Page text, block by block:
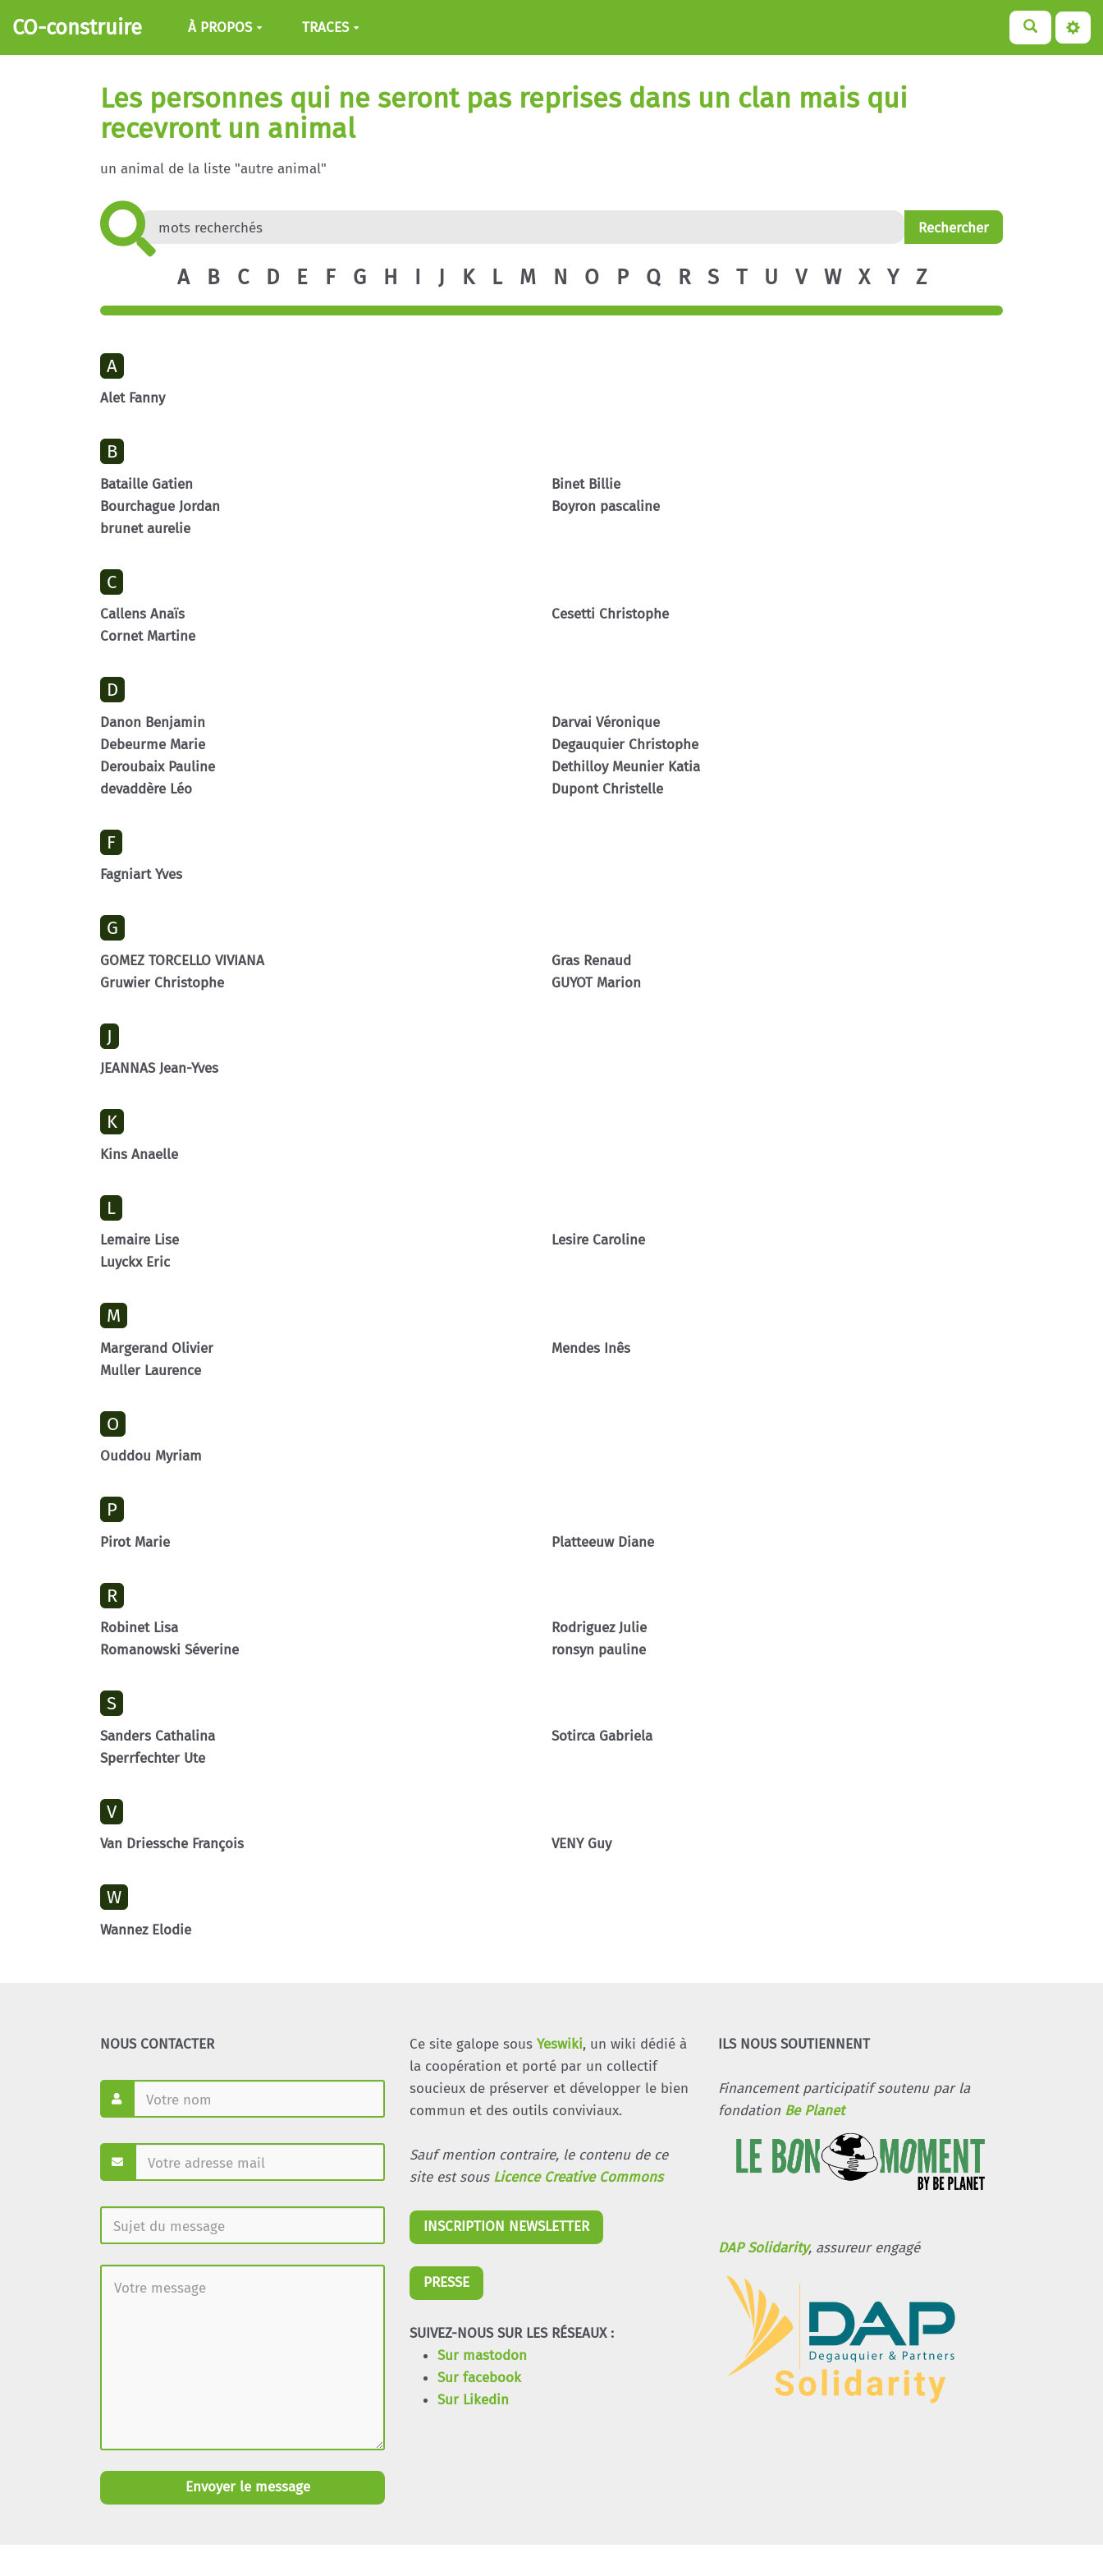
Aller au contenu principal
CO-construire À PROPOS TRACES
Les personnes qui ne seront pas reprises dans un clan mais qui
recevront un animal
un animal de la liste "autre animal"
A B C D E F G H I J K L M N O P Q R S T U V W X Y Z
A
Alet Fanny
B
Bataille Gatien
Binet Billie
Bourchague Jordan
Boyron pascaline
brunet aurelie
C
Callens Anaïs
Cesetti Christophe
Cornet Martine
D
Danon Benjamin
Darvai Véronique
Debeurme Marie
Degauquier Christophe
Deroubaix Pauline
Dethilloy Meunier Katia
devaddère Léo
Dupont Christelle
F
Fagniart Yves
G
GOMEZ TORCELLO VIVIANA
Gras Renaud
Gruwier Christophe
GUYOT Marion
J
JEANNAS Jean-Yves
K
Kins Anaelle
L
Lemaire Lise
Lesire Caroline
Luyckx Eric
M
Margerand Olivier
Mendes Inês
Muller Laurence
O
Ouddou Myriam
P
Pirot Marie Platteeuw Diane
R
Robinet Lisa
Rodriguez Julie
Romanowski Séverine
ronsyn pauline
S
Sanders Cathalina
Sotirca Gabriela
Sperrfechter Ute
V
Van Driessche François VENY Guy
W
Wannez Elodie
NOUS CONTACTER
Envoyer le message
Ce site galope sous Yeswiki, un wiki dédié à
la coopération et porté par un collectif
soucieux de préserver et développer le bien
commun et des outils conviviaux.
Sauf mention contraire, le contenu de ce
site est sous Licence Creative Commons
INSCRIPTION NEWSLETTER
PRESSE
SUIVEZ-NOUS SUR LES RÉSEAUX :
Sur mastodon
Sur facebook
Sur Likedin
ILS NOUS SOUTIENNENT
Financement participatif soutenu par la
fondation Be Planet
DAP Solidarity, assureur engagé